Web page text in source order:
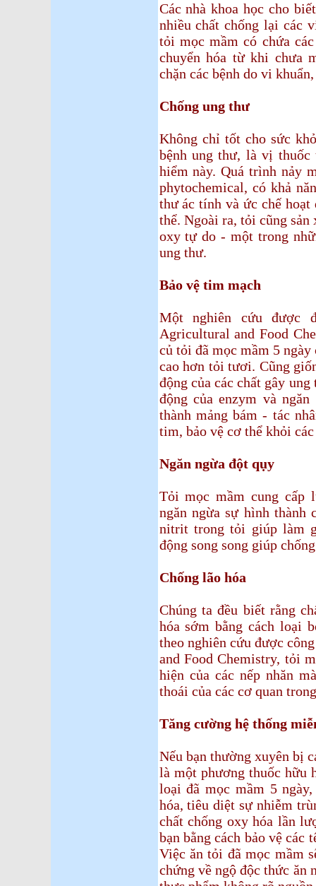
Các nhà khoa học cho
nhiều chất chống lại các
tỏi mọc mầm có chứa
chuyển hóa từ khi chưa
chặn các bệnh do vi
Chống ung thư
Không chỉ tốt cho sức
bệnh ung thư, là vị thuốc
hiểm này. Quá trình nảy
phytochemical, có khả
thư ác tính và ức chế hoạt
thể. Ngoài ra, tỏi cũng
oxy tự do - một trong
ung thư.
Bảo vệ tim mạch
Một nghiên cứu được
Agricultural and Food
củ tỏi đã mọc mầm 5
cao hơn tỏi tươi. Cũng
động của các chất gây
động của enzym và
thành mảng bám - tác
tim, bảo vệ cơ thể khỏi
Ngăn ngừa đột qụy
Tỏi mọc mầm cung cấp
ngăn ngừa sự hình thành
nitrit trong tỏi giúp làm
động song song giúp
Chống lão hóa
Chúng ta đều biết rằng
hóa sớm bằng cách loại
theo nghiên cứu được
and Food Chemistry, tỏi
hiện của các nếp nhăn
thoái của các cơ quan
Tăng cường hệ thống
Nếu bạn thường xuyên bị
là một phương thuốc
loại đã mọc mầm 5
hóa, tiêu diệt sự nhiễm
chất chống oxy hóa lần
bạn bằng cách bảo vệ các
Việc ăn tỏi đã mọc mầm
chứng về ngộ độc thức ăn